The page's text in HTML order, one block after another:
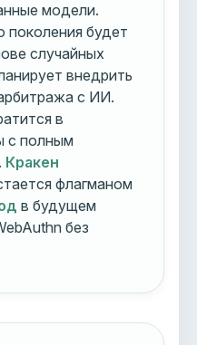
модели.
поколения будет
случайных
внедрить
с ИИ.
в
с полным
Кракен
флагманом
в будущем
без